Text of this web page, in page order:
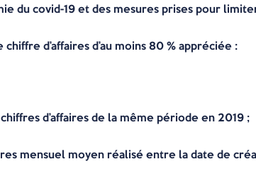
du covid-19 et des mesures prises pour
d’affaires d’au moins 80 % appréciée :
d’affaires de la même période en 2019 ;
mensuel moyen réalisé entre la date de